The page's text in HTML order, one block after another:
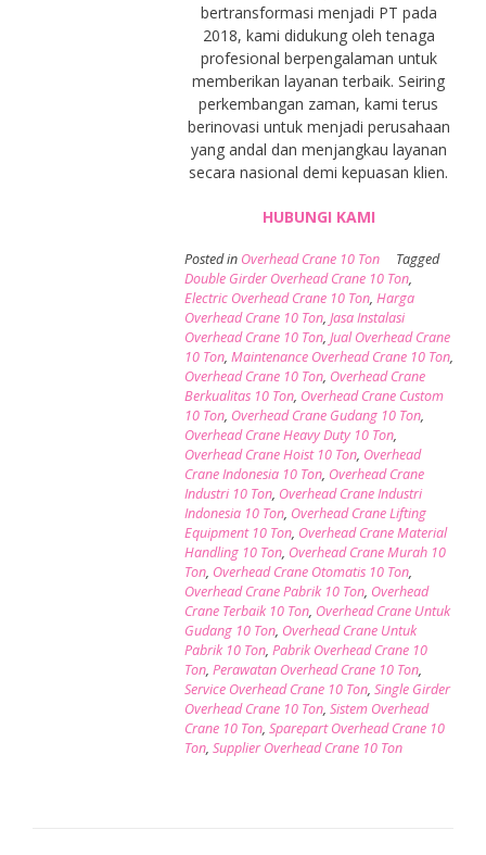
bertransformasi menjadi PT pada
2018, kami didukung oleh tenaga
profesional berpengalaman untuk
memberikan layanan terbaik. Seiring
perkembangan zaman, kami terus
berinovasi untuk menjadi perusahaan
yang andal dan menjangkau layanan
secara nasional demi kepuasan klien.
HUBUNGI KAMI
Posted in Overhead Crane 10 Ton
Tagged
Double Girder Overhead Crane 10 Ton,
Electric Overhead Crane 10 Ton, Harga
Overhead Crane 10 Ton, Jasa Instalasi
Overhead Crane 10 Ton, Jual Overhead Crane
10 Ton, Maintenance Overhead Crane 10 Ton,
Overhead Crane 10 Ton, Overhead Crane
Berkualitas 10 Ton, Overhead Crane Custom
10 Ton, Overhead Crane Gudang 10 Ton,
Overhead Crane Heavy Duty 10 Ton,
Overhead Crane Hoist 10 Ton, Overhead
Crane Indonesia 10 Ton, Overhead Crane
Industri 10 Ton, Overhead Crane Industri
Indonesia 10 Ton, Overhead Crane Lifting
Equipment 10 Ton, Overhead Crane Material
Handling 10 Ton, Overhead Crane Murah 10
Ton, Overhead Crane Otomatis 10 Ton,
Overhead Crane Pabrik 10 Ton, Overhead
Crane Terbaik 10 Ton, Overhead Crane Untuk
Gudang 10 Ton, Overhead Crane Untuk
Pabrik 10 Ton, Pabrik Overhead Crane 10
Ton, Perawatan Overhead Crane 10 Ton,
Service Overhead Crane 10 Ton, Single Girder
Overhead Crane 10 Ton, Sistem Overhead
Crane 10 Ton, Sparepart Overhead Crane 10
Ton, Supplier Overhead Crane 10 Ton